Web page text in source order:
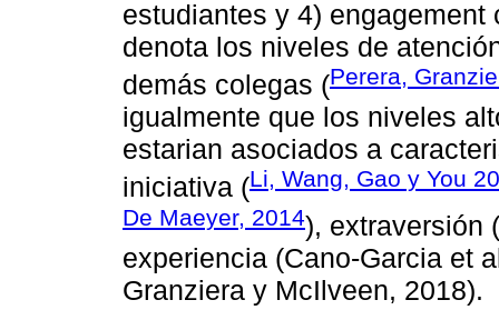
estudiantes y 4)
denota los niveles de
demás colegas (Perera,
igualmente que los niveles
estarian asociados a
iniciativa (Li, Wang, Gao y You
De Maeyer, 2014), extraversión
experiencia (Cano-Garcia et
Granziera y McIlveen, 2018).